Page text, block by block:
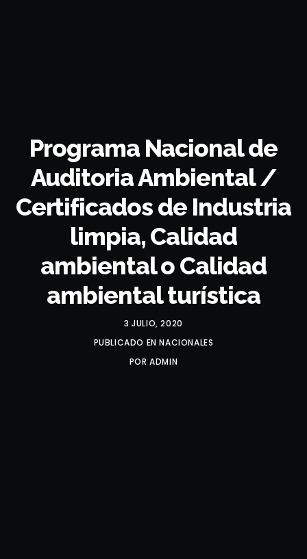
Programa Nacional de
Auditoria Ambiental /
Certificados de Industria
limpia, Calidad
ambiental o Calidad
ambiental turística
3 JULIO, 2020
PUBLICADO ENNACIONALES
PORADMIN